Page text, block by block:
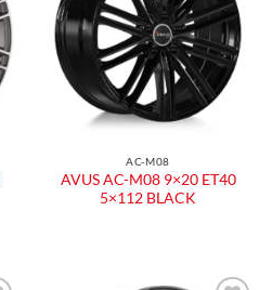
AC-M08
AVUS AC-M08 9×20 ET40
5×112 BLACK